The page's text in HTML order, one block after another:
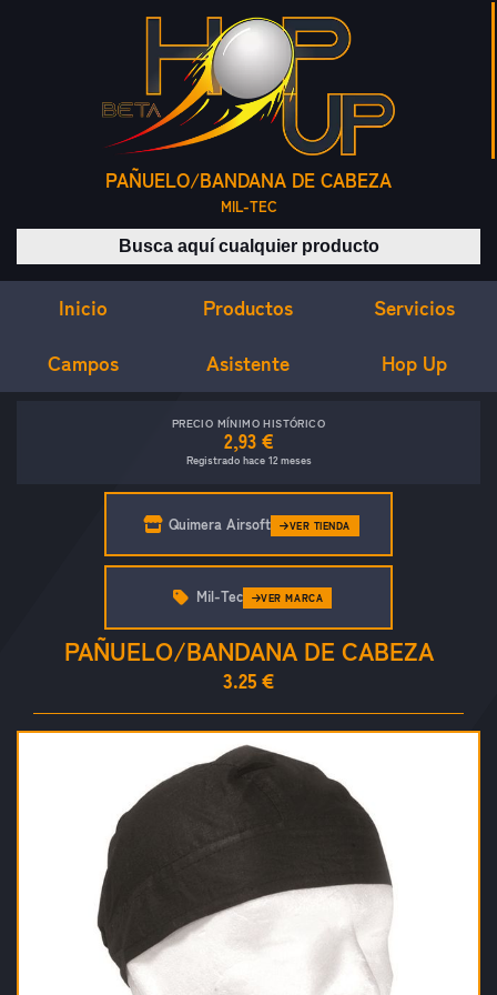
PAÑUELO/BANDANA DE CABEZA
MIL-TEC
Buscar productos
Inicio Productos Servicios
Campos Asistente Hop Up
PRECIO MÍNIMO HISTÓRICO
2,93 €
Registrado hace 12 meses
Quimera Airsoft VER TIENDA
PAÑUELO/BANDANA DE CABEZA
3.25 €
Mil-Tec VER MARCA